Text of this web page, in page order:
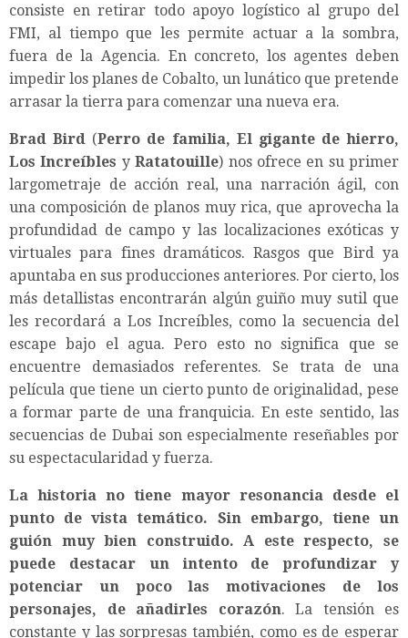
consiste en retirar todo apoyo logístico al grupo del
FMI, al tiempo que les permite actuar a la sombra,
fuera de la Agencia. En concreto, los agentes deben
impedir los planes de Cobalto, un lunático que pretende
arrasar la tierra para comenzar una nueva era.
Brad Bird (Perro de familia, El gigante de hierro,
Los Increíbles yRatatouille) nos ofrece en su primer
largometraje de acción real, una narración ágil, con
una composición de planos muy rica, que aprovecha la
profundidad de campo y las localizaciones exóticas y
virtuales para fines dramáticos. Rasgos que Bird ya
apuntaba en sus producciones anteriores. Por cierto, los
más detallistas encontrarán algún guiño muy sutil que
les recordará a Los Increíbles, como la secuencia del
escape bajo el agua. Pero esto no significa que se
encuentre demasiados referentes. Se trata de una
película que tiene un cierto punto de originalidad, pese
a formar parte de una franquicia. En este sentido, las
secuencias de Dubai son especialmente reseñables por
su espectacularidad y fuerza.
La historia no tiene mayor resonancia desde el
punto de vista temático. Sin embargo, tiene un
guión muy bien construido. A este respecto, se
puede destacar un intento de profundizar y
potenciar un poco las motivaciones de los
personajes, de añadirles corazón. La tensión es
constante y las sorpresas también, como es de esperar